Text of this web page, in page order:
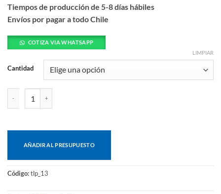
Tiempos de producción de 5-8 días hábiles
Envíos por pagar a todo Chile
COTIZA VIA WHATSAPP
Cantidad
LIMPIAR
AÑADIR AL PRESUPUESTO
Código:tlp_13